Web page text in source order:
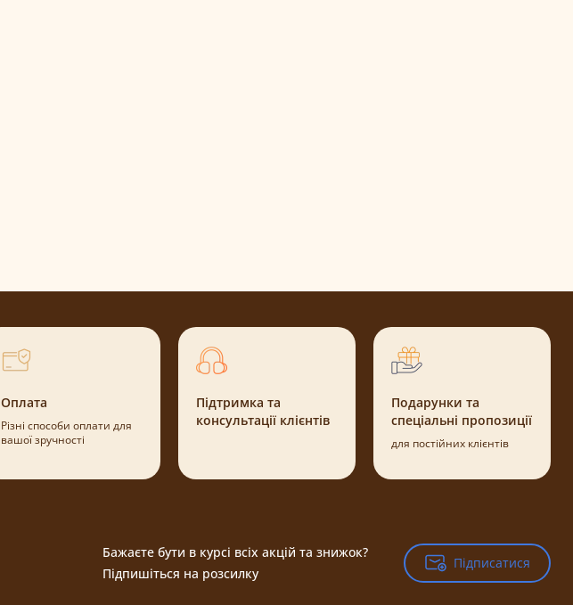
Оплата
Різні способи оплати для
вашої зручності
Підтримка та
консультації клієнтів
Подарунки та
спеціальні пропозиції
для постійних клієнтів
Бажаєте бути в курсі всіх акцій та знижок?
Підпишіться на розсилку
Підписатися
Підписатися